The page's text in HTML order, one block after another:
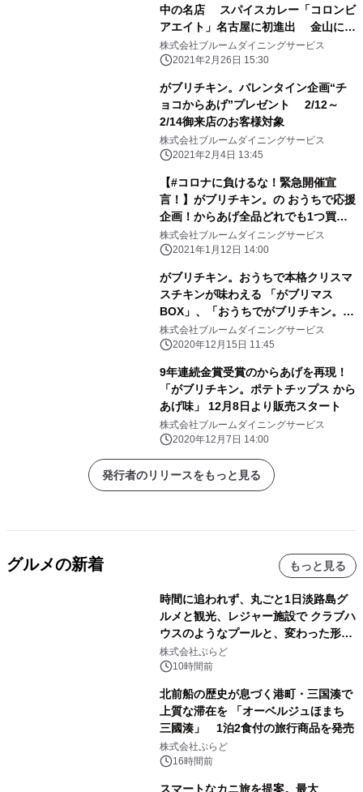
中の名店 スパイスカレー「コロンビ
アエイト」名古屋に初進出 金山にオ
ープン
株式会社ブルームダイニングサービス
2021年2月26日 15:30
がブリチキン。バレンタイン企画“チ
ョコからあげ”プレゼント 2/12～
2/14御来店のお客様対象
株式会社ブルームダイニングサービス
2021年2月4日 13:45
【#コロナに負けるな！緊急開催宣
言！】がブリチキン。の おうちで応援
企画！からあげ全品どれでも1つ買う
と、 1つ無料「Buy1,Get1 Free!」
1/9(土)開始！！
株式会社ブルームダイニングサービス
2021年1月12日 14:00
がブリチキン。おうちで本格クリスマ
スチキンが味わえる 「がブリマス
BOX」、「おうちでがブリチキン。セ
ット」 予約販売実施中 ～クリスマ
スプレゼントが当たる SNSキャンペー
株式会社ブルームダイニングサービス
2020年12月15日 11:45
9年連続金賞受賞のからあげを再現！
「がブリチキン。ポテトチップス から
あげ味」 12月8日より販売スタート
株式会社ブルームダイニングサービス
2020年12月7日 14:00
発行者のリリースをもっと見る
グルメの新着 もっと見る
時間に追われず、丸ごと1日淡路島グ
ルメと観光、レジャー施設で クラブハ
ウスのようなプールと、変わった形の
サウナも 「THE BOXY AWAJI」のお
得な素泊まり連泊プランで
株式会社ぷらど
10時間前
北前船の歴史が息づく港町・三国湊で
上質な滞在を 「オーベルジュほまち
三國湊」 1泊2食付の旅行商品を発売
株式会社ぷらど
16時間前
スマートなカニ旅を提案。最大